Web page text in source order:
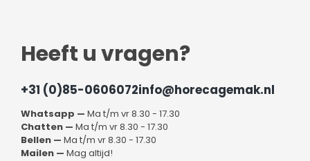
Heeft u vragen?
+31 (0)85-0606072info@horecagemak.nl
Whatsapp — Ma t/m vr 8.30 - 17.30
Chatten — Ma t/m vr 8.30 - 17.30
Bellen — Ma t/m vr 8.30 - 17.30
Mailen — Mag altijd!